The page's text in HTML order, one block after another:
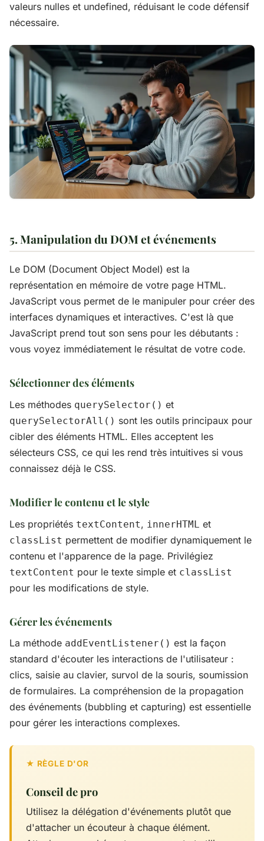
valeurs nulles et undefined, réduisant le code défensif
nécessaire.
5. Manipulation du DOM et événements
Le DOM (Document Object Model) est la
représentation en mémoire de votre page HTML.
JavaScript vous permet de le manipuler pour créer des
interfaces dynamiques et interactives. C'est là que
JavaScript prend tout son sens pour les débutants :
vous voyez immédiatement le résultat de votre code.
Sélectionner des éléments
Les méthodes querySelector() et
querySelectorAll() sont les outils principaux pour
cibler des éléments HTML. Elles acceptent les
sélecteurs CSS, ce qui les rend très intuitives si vous
connaissez déjà le CSS.
Modifier le contenu et le style
Les propriétés textContent, innerHTML et
classList permettent de modifier dynamiquement le
contenu et l'apparence de la page. Privilégiez
textContent pour le texte simple et classList
pour les modifications de style.
Gérer les événements
La méthode addEventListener() est la façon
standard d'écouter les interactions de l'utilisateur :
clics, saisie au clavier, survol de la souris, soumission
de formulaires. La compréhension de la propagation
des événements (bubbling et capturing) est essentielle
pour gérer les interactions complexes.
Conseil de pro
Utilisez la délégation d'événements plutôt que
d'attacher un écouteur à chaque élément.